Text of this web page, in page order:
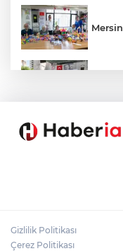
Gizlilik Politikası
Çerez Politikası